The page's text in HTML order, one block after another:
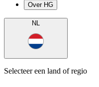
Over HG
NL
Selecteer een land of regio